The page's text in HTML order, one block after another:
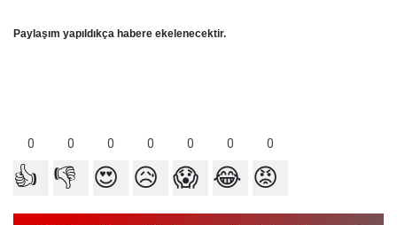
Paylaşım yapıldıkça habere ekelenecektir.
0 0 0 0 0 0 0
👍 👎 😍 😥 😱 😂 😡